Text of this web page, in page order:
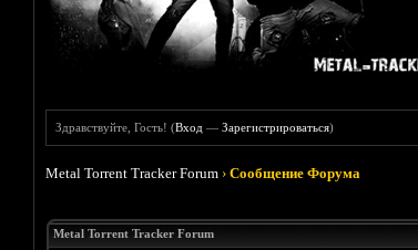
Здравствуйте, Гость! (Вход —Зарегистрироваться)
Metal Torrent Tracker Forum ›Сообщение Форума
Metal Torrent Tracker Forum